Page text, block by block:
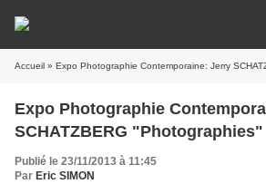
Accueil » Expo Photographie Contemporaine: Jerry
Expo Photographie
SCHATZBERG "Photographies"
Publié le 23/11/2013 à 11:45
Par Eric SIMON